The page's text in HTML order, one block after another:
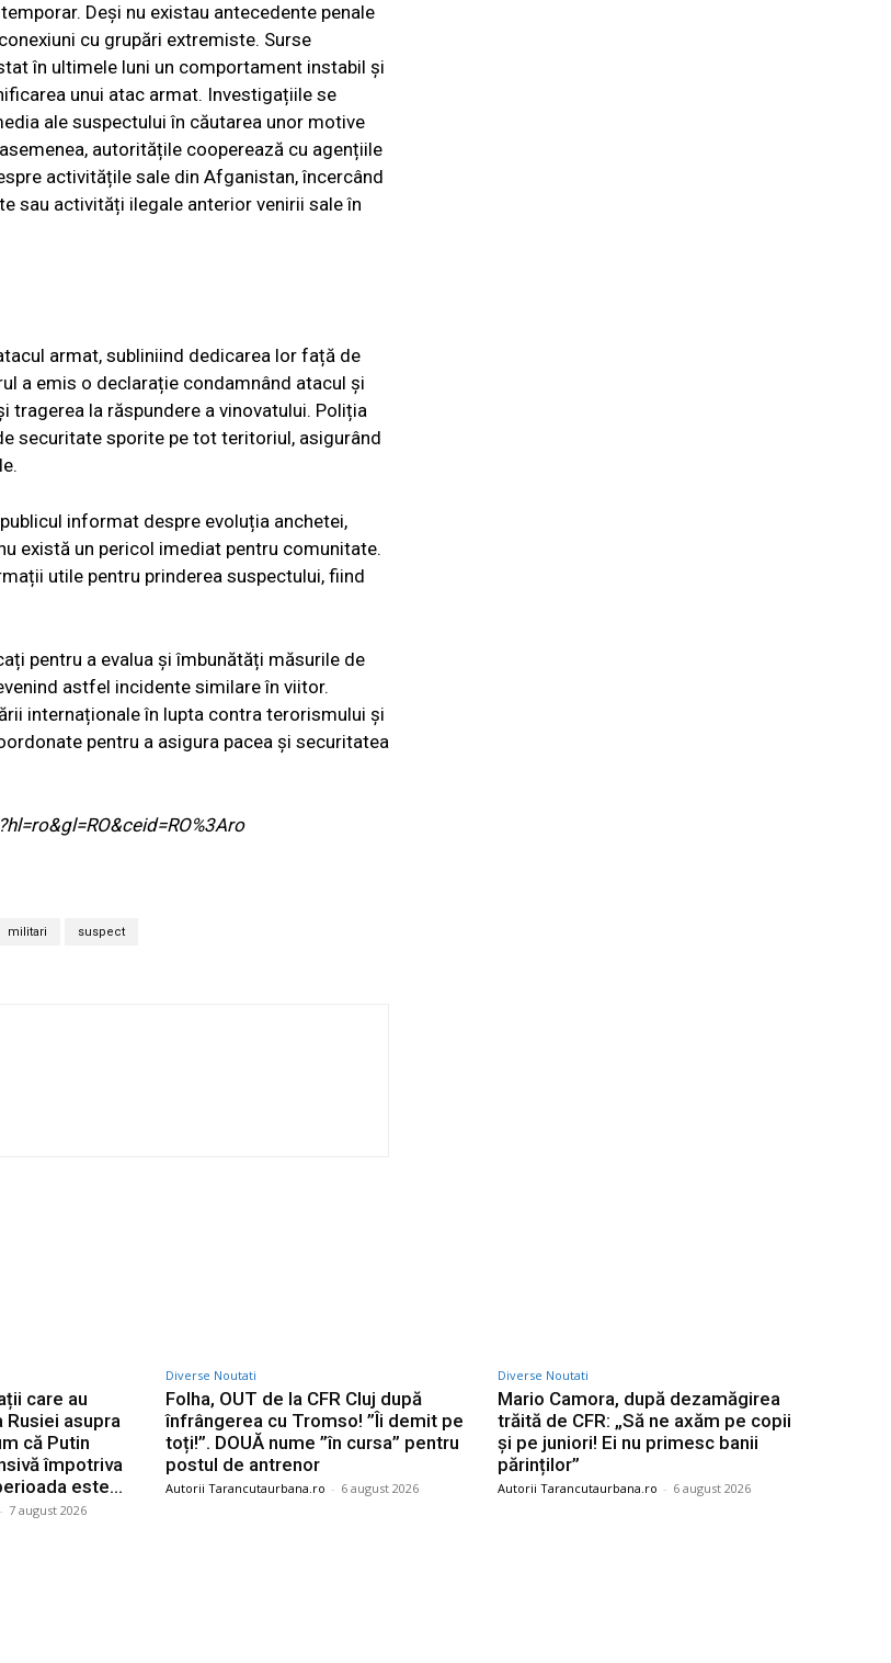
Deși nu existau antecedente penale
cu grupări extremiste. Surse
în ultimele luni un comportament instabil și
unui atac armat. Investigațiile se
ale suspectului în căutarea unor motive
autoritățile cooperează cu agențiile
activitățile sale din Afganistan, încercând
sau activități ilegale anterior venirii sale în
armat, subliniind dedicarea lor față de
a emis o declarație condamnând atacul și
la răspundere a vinovatului. Poliția
securitate sporite pe tot teritoriul, asigurând
informat despre evoluția anchetei,
există un pericol imediat pentru comunitate.
utile pentru prinderea suspectului, fiind
pentru a evalua și îmbunătăți măsurile de
astfel incidente similare în viitor.
internaționale în lupta contra terorismului și
pentru a asigura pacea și securitatea
militari suspect
care au
Rusiei asupra
că Putin
împotriva
este...
- 7 august 2026
Diverse Noutati
Folha, OUT de la CFR Cluj după
înfrângerea cu Tromso! ”Îi demit pe
toți!”. DOUĂ nume ”în cursa” pentru
postul de antrenor
Autorii Tarancutaurbana.ro - 6 august 2026
Diverse Noutati
Mario Camora, după dezamăgirea
trăită de CFR: „Să ne axăm pe copii
și pe juniori! Ei nu primesc banii
părinților”
Autorii Tarancutaurbana.ro - 6 august 2026